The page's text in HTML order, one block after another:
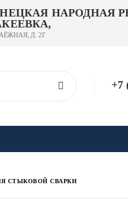
НАРОДНАЯ
Д. 2Г
+7
СТЫКОВОЙ СВАРКИ